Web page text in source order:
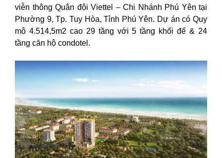
viễn thông Quân đội Viettel – Chi Nhánh Phú Yên tại
Phường 9, Tp. Tuy Hòa, Tỉnh Phú Yên. Dự án có Quy
mô 4.514,5m2 cao 29 tầng với 5 tầng khối đế & 24
tầng căn hộ condotel.